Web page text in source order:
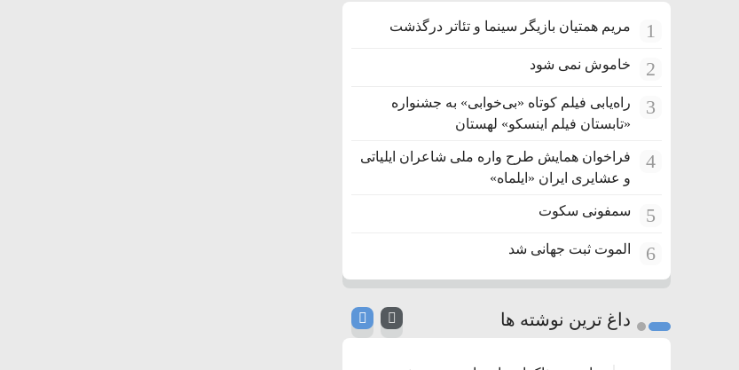
1 مریم همتیان بازیگر سینما و تئاتر درگذشت
2 خاموش نمی شود
3
راه‌یابی فیلم کوتاه «بی‌خوابی» به جشنواره
«تابستان فیلم اینسکو» لهستان
4
فراخوان همایش طرح واره ملی شاعران ایلیاتی
و عشایری ایران «ایلماه»
5 سمفونی سکوت
6 الموت ثبت جهانی شد
داغ ترین نوشته ها